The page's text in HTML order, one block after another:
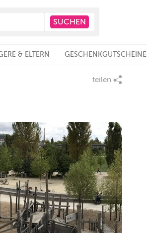
& ELTERN GESCHENKGUTSCHEINE
teilen